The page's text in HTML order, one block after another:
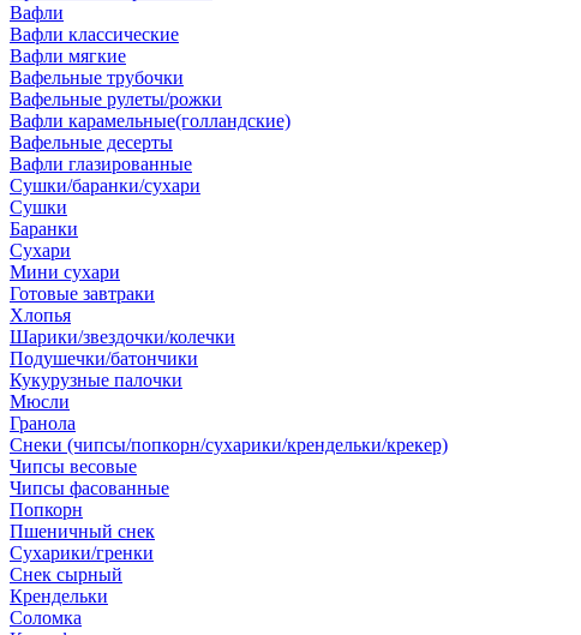
Вафли
Вафли классические
Вафли мягкие
Вафельные трубочки
Вафельные рулеты/рожки
Вафли карамельные(голландские)
Вафельные десерты
Вафли глазированные
Сушки/баранки/сухари
Сушки
Баранки
Сухари
Мини сухари
Готовые завтраки
Хлопья
Шарики/звездочки/колечки
Подушечки/батончики
Кукурузные палочки
Мюсли
Гранола
Снеки (чипсы/попкорн/сухарики/крендельки/крекер)
Чипсы весовые
Чипсы фасованные
Попкорн
Пшеничный снек
Сухарики/гренки
Снек сырный
Крендельки
Соломка